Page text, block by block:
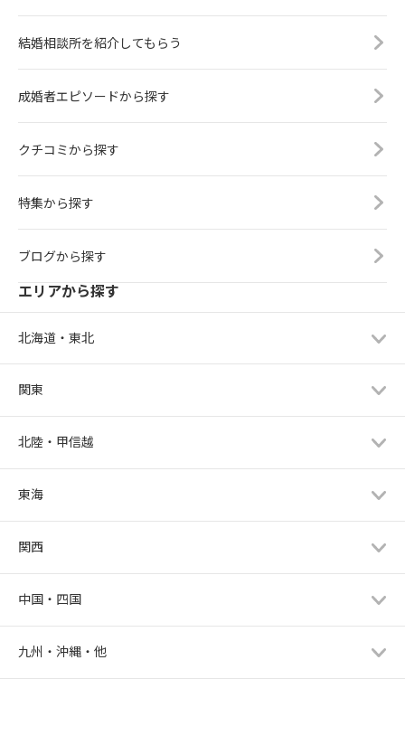
結婚相談所を紹介してもらう
成婚者エピソードから探す
クチコミから探す
特集から探す
ブログから探す
エリアから探す
北海道・東北
関東
北陸・甲信越
東海
関西
中国・四国
九州・沖縄・他